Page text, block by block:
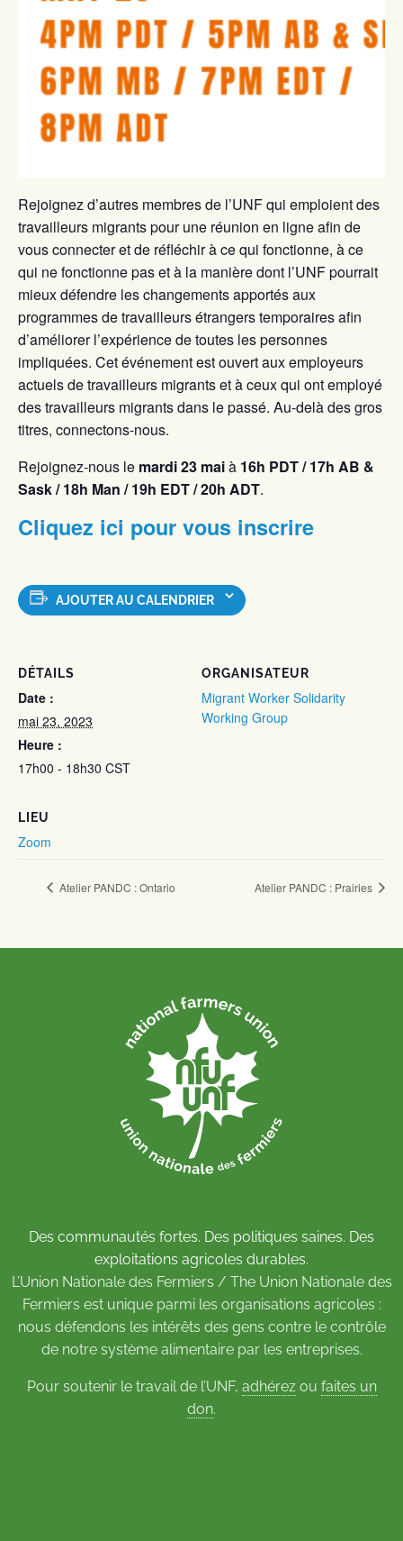
Rejoignez d’autres membres de l’UNF qui emploient des
travailleurs migrants pour une réunion en ligne afin de
vous connecter et de réfléchir à ce qui fonctionne, à ce
qui ne fonctionne pas et à la manière dont l’UNF pourrait
mieux défendre les changements apportés aux
programmes de travailleurs étrangers temporaires afin
d’améliorer l’expérience de toutes les personnes
impliquées. Cet événement est ouvert aux employeurs
actuels de travailleurs migrants et à ceux qui ont employé
des travailleurs migrants dans le passé. Au-delà des gros
titres, connectons-nous.
Rejoignez-nous le mardi 23 maià 16h PDT / 17h AB &
Sask / 18h Man / 19h EDT / 20h ADT.
Cliquez ici pour vous inscrire
AJOUTER AU CALENDRIER
DÉTAILS
Date :
mai 23, 2023
Heure :
17h00 - 18h30 CST
ORGANISATEUR
Migrant Worker Solidarity
Working Group
LIEU
Zoom
Atelier PANDC : Ontario Atelier PANDC : Prairies
Des communautés fortes. Des politiques saines. Des
exploitations agricoles durables.
L’Union Nationale des Fermiers / The Union Nationale des
Fermiers est unique parmi les organisations agricoles :
nous défendons les intérêts des gens contre le contrôle
de notre système alimentaire par les entreprises.
Pour soutenir le travail de l’UNF, adhérezou faites un
don.